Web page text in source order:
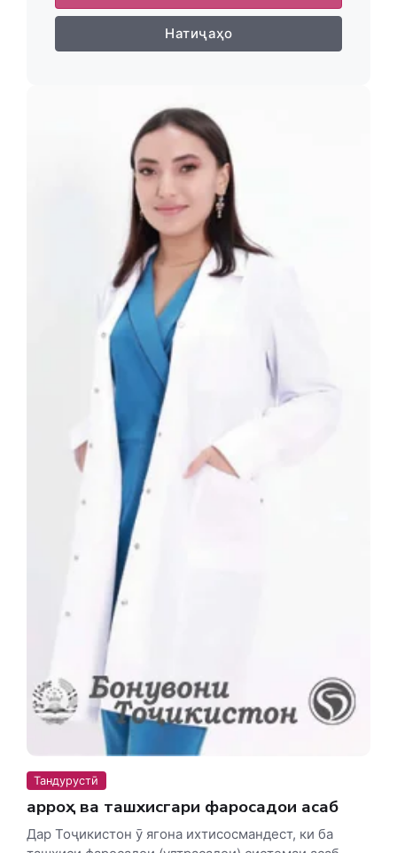
Натиҷаҳо
Тандурустӣ
Ҷарроҳ ва ташхисгари фаросадои асаб
Дар Тоҷикистон ӯ ягона ихтисосмандест, ки ба